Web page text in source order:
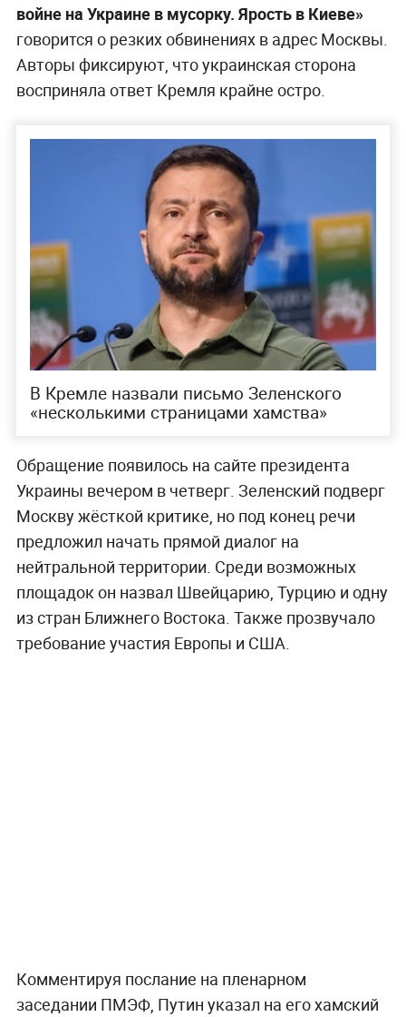
войне на Украине в мусорку. Ярость в Киеве»
говорится о резких обвинениях в адрес Москвы.
Авторы фиксируют, что украинская сторона
восприняла ответ Кремля крайне остро.
В Кремле назвали письмо Зеленского
«несколькими страницами хамства»
Обращение появилось на сайте президента
Украины вечером в четверг. Зеленский подверг
Москву жёсткой критике, но под конец речи
предложил начать прямой диалог на
нейтральной территории. Среди возможных
площадок он назвал Швейцарию, Турцию и одну
из стран Ближнего Востока. Также прозвучало
требование участия Европы и США.
Комментируя послание на пленарном
заседании ПМЭФ, Путин указал на его хамский